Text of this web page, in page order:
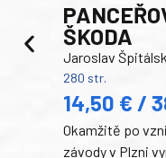
ŠKODA
Jaroslav
280 str.
14,50 € /
Okamžitě po
závody v Plzni